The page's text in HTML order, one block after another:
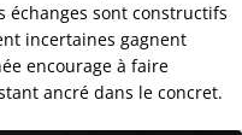
échanges sont constructifs
incertaines gagnent
encourage à faire
ancré dans le concret.